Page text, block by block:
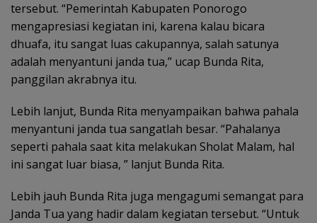
tersebut. “Pemerintah Kabupaten Ponorogo
mengapresiasi kegiatan ini, karena kalau bicara
dhuafa, itu sangat luas cakupannya, salah satunya
adalah menyantuni janda tua,” ucap Bunda Rita,
panggilan akrabnya itu.
Lebih lanjut, Bunda Rita menyampaikan bahwa pahala
menyantuni janda tua sangatlah besar. “Pahalanya
seperti pahala saat kita melakukan Sholat Malam, hal
ini sangat luar biasa, ” lanjut Bunda Rita.
Lebih jauh Bunda Rita juga mengagumi semangat para
Janda Tua yang hadir dalam kegiatan tersebut. “Untuk